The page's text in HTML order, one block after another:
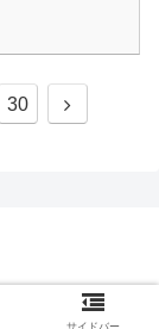
30
サイドバー